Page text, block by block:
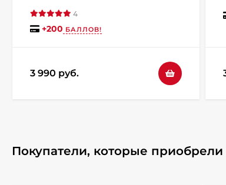
4
+200 БАЛЛОВ!
3 990 руб.
Покупатели, которые